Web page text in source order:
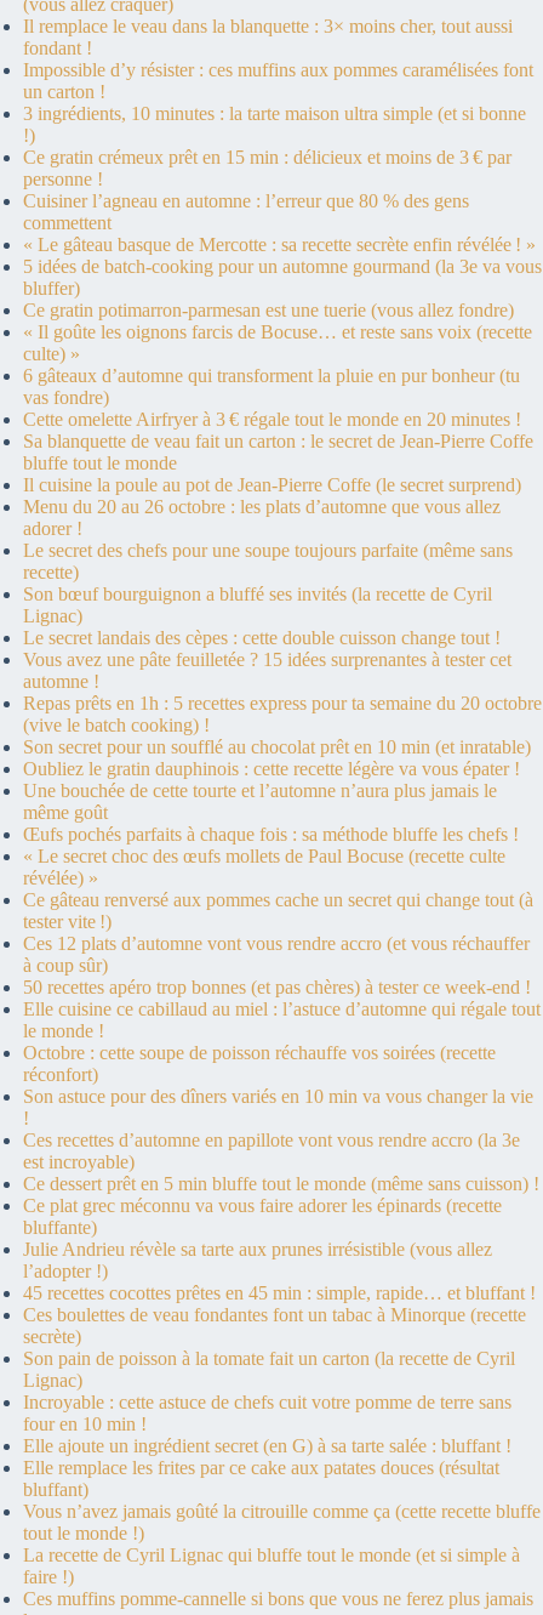
(vous allez craquer)
Il remplace le veau dans la blanquette : 3× moins cher, tout aussi
fondant !
Impossible d’y résister : ces muffins aux pommes caramélisées font
un carton !
3 ingrédients, 10 minutes : la tarte maison ultra simple (et si bonne
!)
Ce gratin crémeux prêt en 15 min : délicieux et moins de 3 € par
personne !
Cuisiner l’agneau en automne : l’erreur que 80 % des gens
commettent
« Le gâteau basque de Mercotte : sa recette secrète enfin révélée ! »
5 idées de batch-cooking pour un automne gourmand (la 3e va vous
bluffer)
Ce gratin potimarron-parmesan est une tuerie (vous allez fondre)
« Il goûte les oignons farcis de Bocuse… et reste sans voix (recette
culte) »
6 gâteaux d’automne qui transforment la pluie en pur bonheur (tu
vas fondre)
Cette omelette Airfryer à 3 € régale tout le monde en 20 minutes !
Sa blanquette de veau fait un carton : le secret de Jean-Pierre Coffe
bluffe tout le monde
Il cuisine la poule au pot de Jean-Pierre Coffe (le secret surprend)
Menu du 20 au 26 octobre : les plats d’automne que vous allez
adorer !
Le secret des chefs pour une soupe toujours parfaite (même sans
recette)
Son bœuf bourguignon a bluffé ses invités (la recette de Cyril
Lignac)
Le secret landais des cèpes : cette double cuisson change tout !
Vous avez une pâte feuilletée ? 15 idées surprenantes à tester cet
automne !
Repas prêts en 1h : 5 recettes express pour ta semaine du 20 octobre
(vive le batch cooking) !
Son secret pour un soufflé au chocolat prêt en 10 min (et inratable)
Oubliez le gratin dauphinois : cette recette légère va vous épater !
Une bouchée de cette tourte et l’automne n’aura plus jamais le
même goût
Œufs pochés parfaits à chaque fois : sa méthode bluffe les chefs !
« Le secret choc des œufs mollets de Paul Bocuse (recette culte
révélée) »
Ce gâteau renversé aux pommes cache un secret qui change tout (à
tester vite !)
Ces 12 plats d’automne vont vous rendre accro (et vous réchauffer
à coup sûr)
50 recettes apéro trop bonnes (et pas chères) à tester ce week-end !
Elle cuisine ce cabillaud au miel : l’astuce d’automne qui régale tout
le monde !
Octobre : cette soupe de poisson réchauffe vos soirées (recette
réconfort)
Son astuce pour des dîners variés en 10 min va vous changer la vie
!
Ces recettes d’automne en papillote vont vous rendre accro (la 3e
est incroyable)
Ce dessert prêt en 5 min bluffe tout le monde (même sans cuisson) !
Ce plat grec méconnu va vous faire adorer les épinards (recette
bluffante)
Julie Andrieu révèle sa tarte aux prunes irrésistible (vous allez
l’adopter !)
45 recettes cocottes prêtes en 45 min : simple, rapide… et bluffant !
Ces boulettes de veau fondantes font un tabac à Minorque (recette
secrète)
Son pain de poisson à la tomate fait un carton (la recette de Cyril
Lignac)
Incroyable : cette astuce de chefs cuit votre pomme de terre sans
four en 10 min !
Elle ajoute un ingrédient secret (en G) à sa tarte salée : bluffant !
Elle remplace les frites par ce cake aux patates douces (résultat
bluffant)
Vous n’avez jamais goûté la citrouille comme ça (cette recette bluffe
tout le monde !)
La recette de Cyril Lignac qui bluffe tout le monde (et si simple à
faire !)
Ces muffins pomme-cannelle si bons que vous ne ferez plus jamais